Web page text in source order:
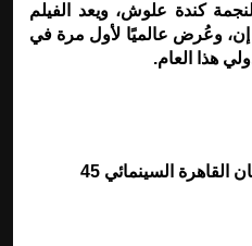
كندة علوش، ويعد الفيلم
إن، وعُرض عالميًا لأول مرة في
هذا العام.
القاهرة السينمائي 45